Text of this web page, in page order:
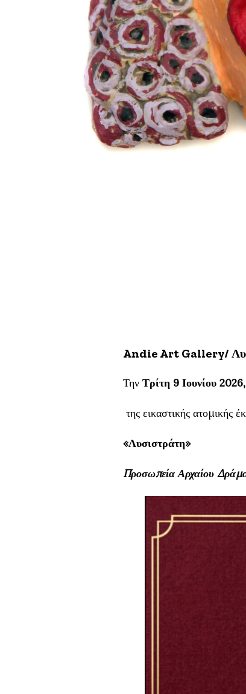
Andie Art Gallery/
Την Τρίτη 9 Ιουνίου 2026,
της εικαστικής ατομικής
«Λυσιστράτη»
Προσωπεία Αρχαίου